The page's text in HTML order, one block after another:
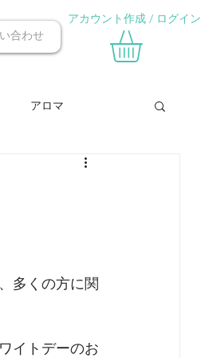
合わせ
アカウント作成 / ログイン
アロマ
バレンタイン
多くの方に関
イトデーのお